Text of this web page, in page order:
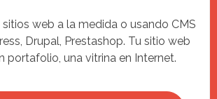
web a la medida o usando CMS
Drupal, Prestashop. Tu sitio web
portafolio, una vitrina en Internet.